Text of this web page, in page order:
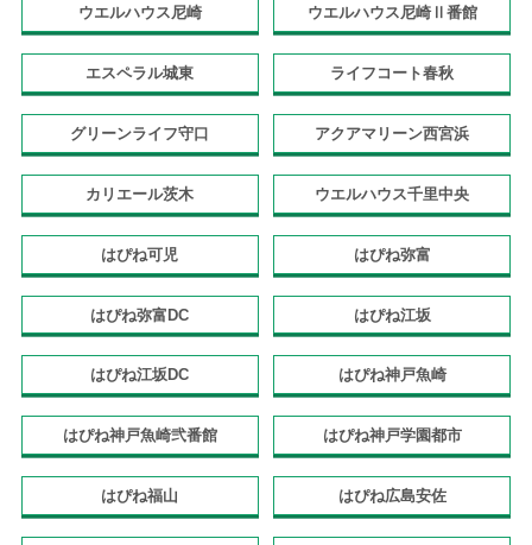
ウエルハウス尼崎 ウエルハウス尼崎Ⅱ番館
エスペラル城東 ライフコート春秋
グリーンライフ守口 アクアマリーン西宮浜
カリエール茨木 ウエルハウス千里中央
はぴね可児 はぴね弥富
はぴね弥富DC はぴね江坂
はぴね江坂DC はぴね神戸魚崎
はぴね神戸魚崎弐番館 はぴね神戸学園都市
はぴね福山 はぴね広島安佐